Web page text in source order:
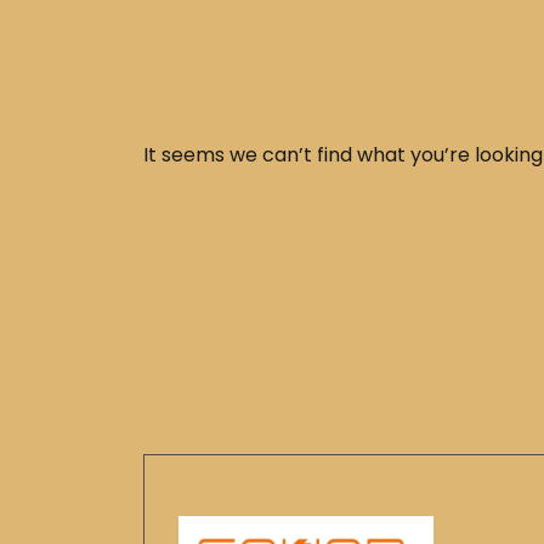
It seems we can’t find what you’re